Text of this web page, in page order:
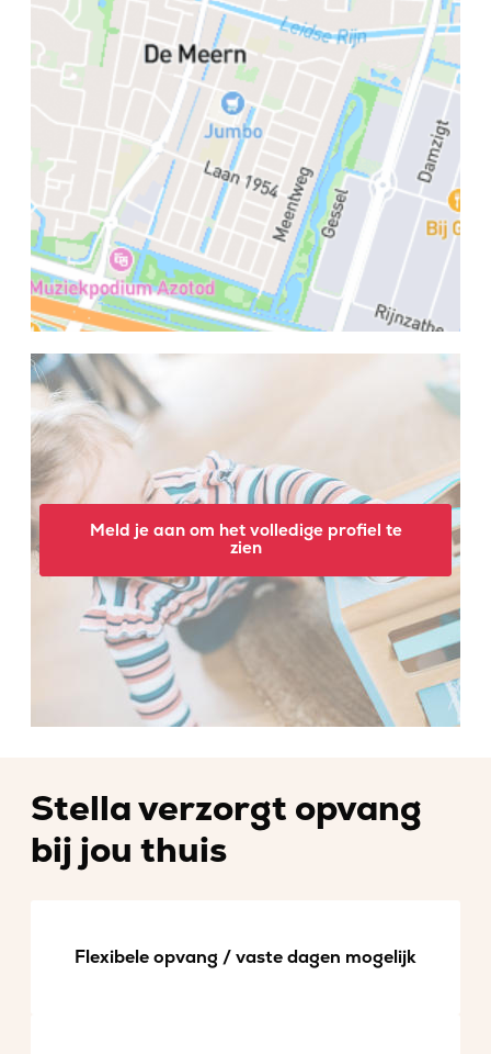
Meld je aan om het volledige profiel te
zien
Stella verzorgt opvang
bij jou thuis
Flexibele opvang / vaste dagen mogelijk